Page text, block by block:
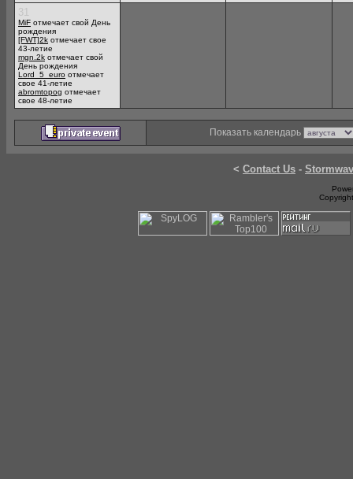
31
MiF отмечает свой День
рождения
[FWT]2k отмечает свое
43-летие
mgn.2k отмечает свой
День рождения
Lord_5_euro отмечает
свое 41-летие
abromtopog отмечает
свое 48-летие
Показать календарь
< Contact Us -